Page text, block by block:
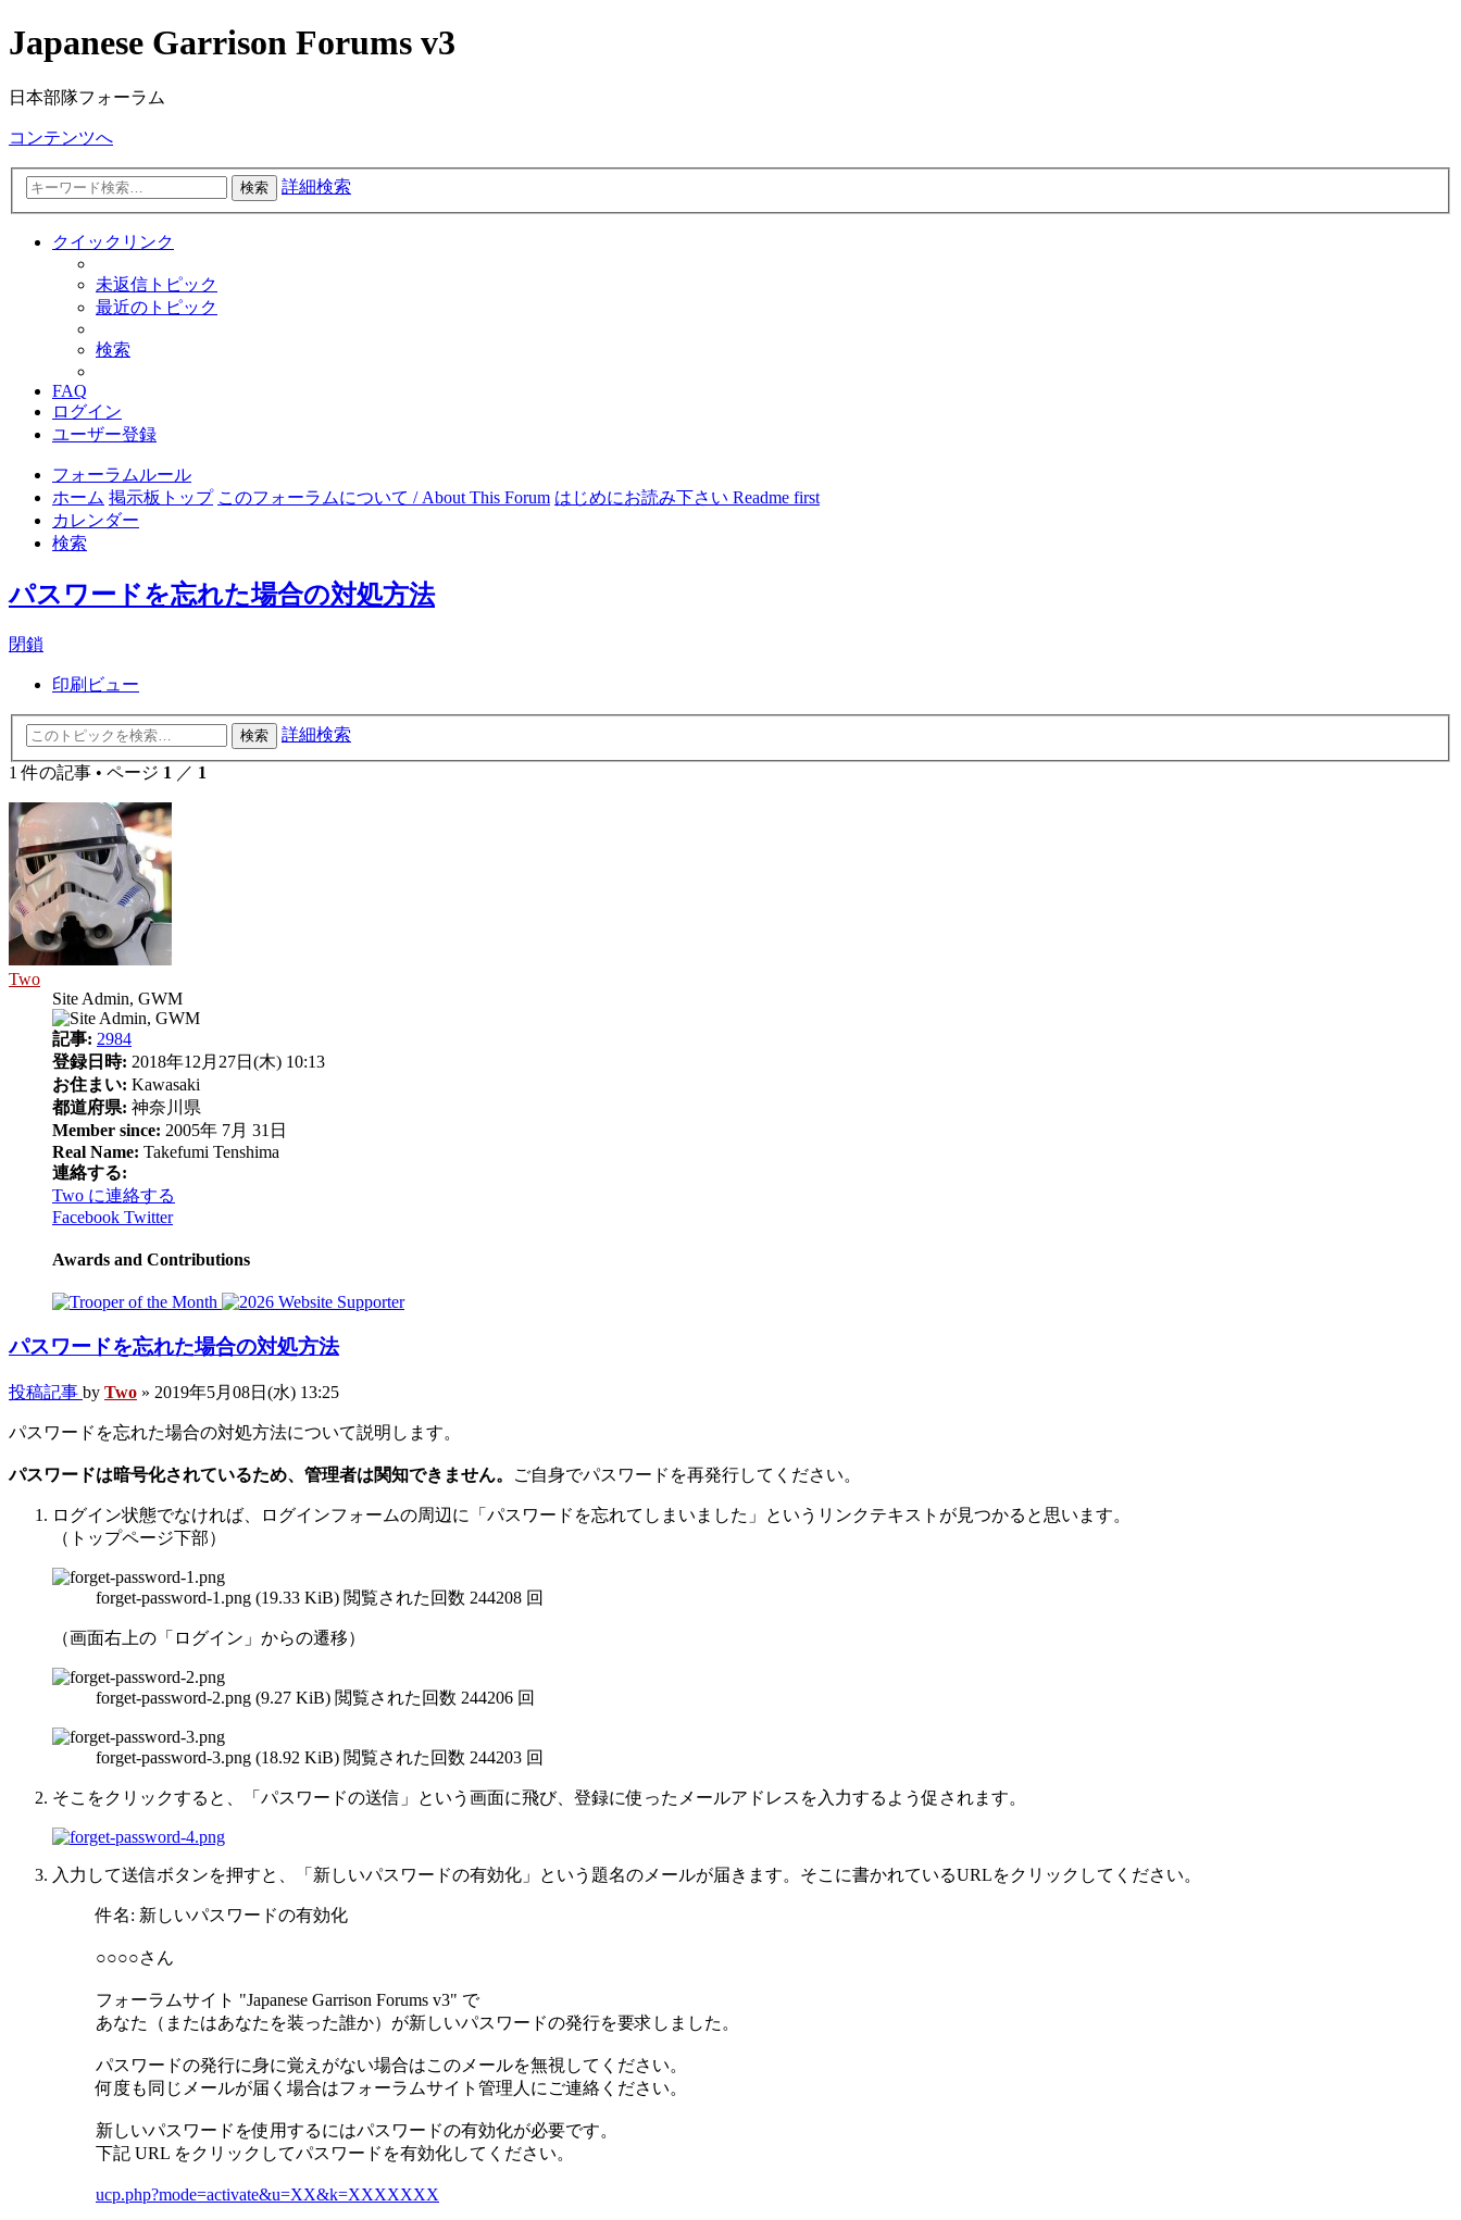
Japanese Garrison Forums v3
日本部隊フォーラム
コンテンツへ
検索 詳細検索
クイックリンク
未返信トピック
最近のトピック
検索
FAQ
ログイン
ユーザー登録
フォーラムルール
ホーム 掲示板トップ このフォーラムについて / About This Forum はじめにお読み下さい Readme first
カレンダー
検索
パスワードを忘れた場合の対処方法
閉鎖
印刷ビュー
検索 詳細検索
1 件の記事 • ページ 1 ／ 1
Two
Site Admin, GWM
記事: 2984
登録日時: 2018年12月27日(木) 10:13
お住まい: Kawasaki
都道府県: 神奈川県
Member since: 2005年 7月 31日
Real Name: Takefumi Tenshima
連絡する:
Two に連絡する
Facebook Twitter
Awards and Contributions
パスワードを忘れた場合の対処方法
投稿記事 by Two » 2019年5月08日(水) 13:25
パスワードを忘れた場合の対処方法について説明します。
パスワードは暗号化されているため、管理者は関知できません。 ご自身でパスワードを再発行してください。
ログイン状態でなければ、ログインフォームの周辺に「パスワードを忘れてしまいました」というリンクテキストが見つかると思います。
（トップページ下部）
forget-password-1.png (19.33 KiB) 閲覧された回数 244208 回
（画面右上の「ログイン」からの遷移）
forget-password-2.png (9.27 KiB) 閲覧された回数 244206 回
forget-password-3.png (18.92 KiB) 閲覧された回数 244203 回
そこをクリックすると、「パスワードの送信」という画面に飛び、登録に使ったメールアドレスを入力するよう促されます。
入力して送信ボタンを押すと、「新しいパスワードの有効化」という題名のメールが届きます。そこに書かれているURLをクリックしてください。
件名: 新しいパスワードの有効化
○○○○さん
フォーラムサイト "Japanese Garrison Forums v3" で
あなた（またはあなたを装った誰か）が新しいパスワードの発行を要求しました。
パスワードの発行に身に覚えがない場合はこのメールを無視してください。
何度も同じメールが届く場合はフォーラムサイト管理人にご連絡ください。
新しいパスワードを使用するにはパスワードの有効化が必要です。
下記 URL をクリックしてパスワードを有効化してください。
ucp.php?mode=activate&u=XX&k=XXXXXXX